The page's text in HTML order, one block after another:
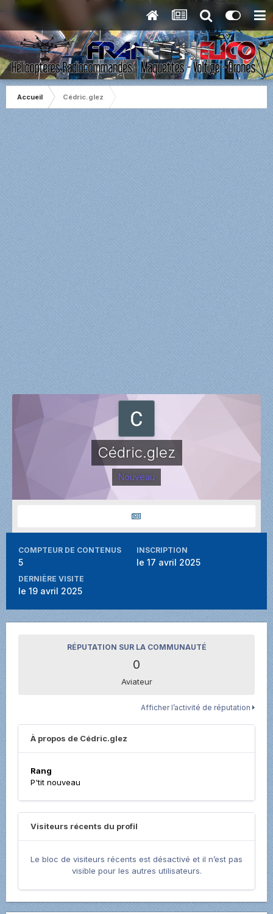
Accueil Cédric.glez
Cédric.glez
Nouveau
COMPTEUR DE CONTENUS
5
INSCRIPTION
le 17 avril 2025
DERNIÈRE VISITE
le 19 avril 2025
RÉPUTATION SUR LA COMMUNAUTÉ
0
Aviateur
Afficher l’activité de réputation
À propos de Cédric.glez
Rang
P'tit nouveau
Visiteurs récents du profil
Le bloc de visiteurs récents est désactivé et il n’est pas
visible pour les autres utilisateurs.